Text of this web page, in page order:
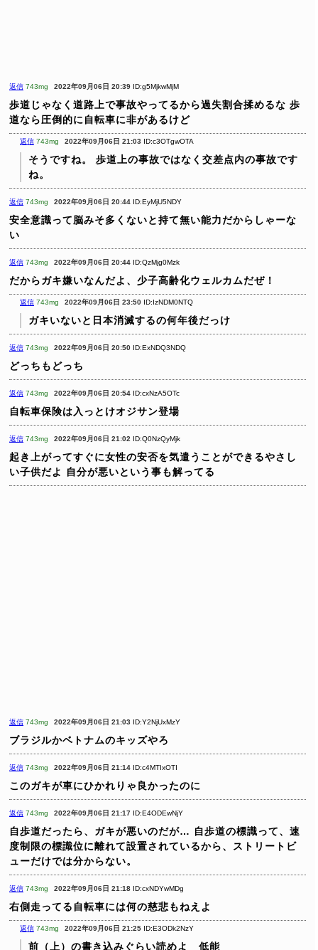
返信 743mg 2022年09月06日 20:39 ID:g5MjkwMjM
歩道じゃなく道路上で事故やってるから過失割合揉めるな 歩
道なら圧倒的に自転車に非があるけど
返信 743mg 2022年09月06日 21:03 ID:c3OTgwOTA
そうですね。
歩道上の事故ではなく交差点内の事故です
ね。
返信 743mg 2022年09月06日 20:44 ID:EyMjU5NDY
安全意識って脳みそ多くないと持て無い能力だからしゃーな
い
返信 743mg 2022年09月06日 20:44 ID:QzMjg0Mzk
だからガキ嫌いなんだよ、少子高齢化ウェルカムだぜ！
返信 743mg 2022年09月06日 23:50 ID:IzNDM0NTQ
ガキいないと日本消滅するの何年後だっけ
返信 743mg 2022年09月06日 20:50 ID:ExNDQ3NDQ
どっちもどっち
返信 743mg 2022年09月06日 20:54 ID:cxNzA5OTc
自転車保険は入っとけオジサン登場
返信 743mg 2022年09月06日 21:02 ID:Q0NzQyMjk
起き上がってすぐに女性の安否を気遣うことができるやさし
い子供だよ
自分が悪いという事も解ってる
返信 743mg 2022年09月06日 21:03 ID:Y2NjUxMzY
ブラジルかベトナムのキッズやろ
返信 743mg 2022年09月06日 21:14 ID:c4MTIxOTI
このガキが車にひかれりゃ良かったのに
返信 743mg 2022年09月06日 21:17 ID:E4ODEwNjY
自歩道だったら、ガキが悪いのだが… 自歩道の標識って、速
度制限の標識位に離れて設置されているから、ストリートビ
ューだけでは分からない。
返信 743mg 2022年09月06日 21:18 ID:cxNDYwMDg
右側走ってる自転車には何の慈悲もねえよ
返信 743mg 2022年09月06日 21:25 ID:E3ODk2NzY
前（上）の書き込みぐらい読めよ 低能